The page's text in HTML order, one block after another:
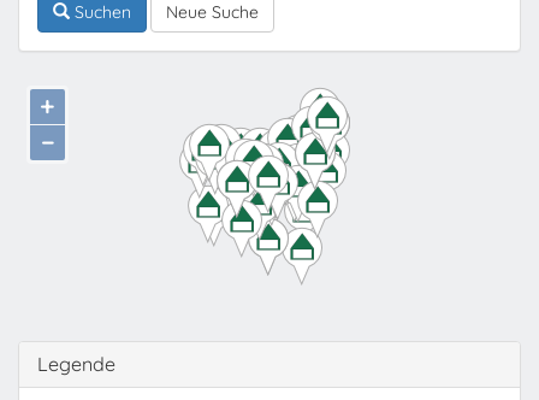
Suchen
Neue Suche
+
−
Legende